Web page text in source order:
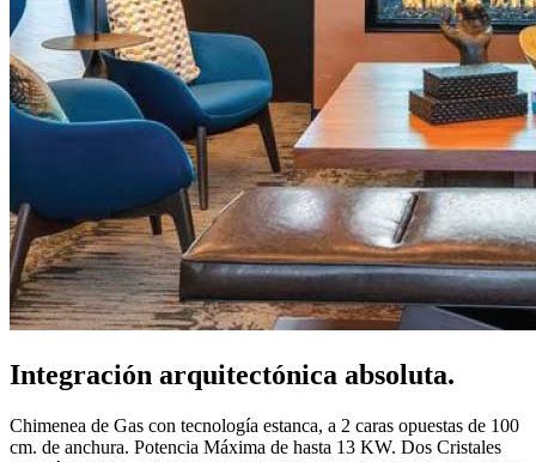
Integración arquitectónica absoluta.
Chimenea de Gas con tecnología estanca, a 2 caras opuestas de 100
cm. de anchura. Potencia Máxima de hasta 13 KW. Dos Cristales